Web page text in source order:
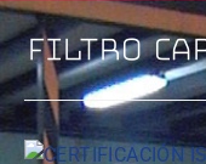
FILTRO